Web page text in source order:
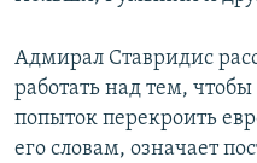
Адмирал Ставридис
работать над тем, чтобы
попыток перекроить
его словам, означает